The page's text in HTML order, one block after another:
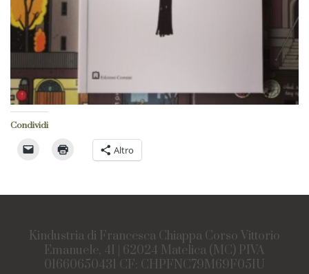
Condividi
Altro
Kindustria di Francesca Chiappa Corso Vittorio
Emanuele, 41 | 62024 Matelica (MC) PIVA
01660650431 CF: CHPFNC79M69F051U